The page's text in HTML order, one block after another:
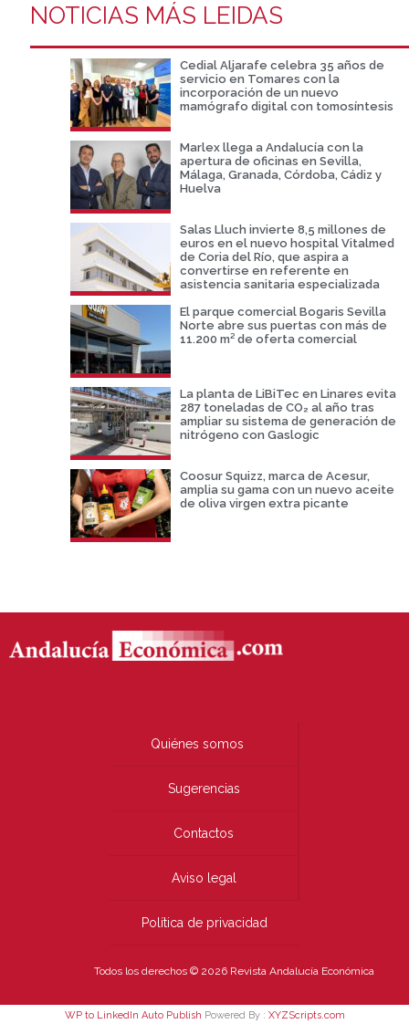
NOTICIAS MÁS LEIDAS
Cedial Aljarafe celebra 35 años de
servicio en Tomares con la
incorporación de un nuevo
mamógrafo digital con tomosíntesis
Marlex llega a Andalucía con la
apertura de oficinas en Sevilla,
Málaga, Granada, Córdoba, Cádiz y
Huelva
Salas Lluch invierte 8,5 millones de
euros en el nuevo hospital Vitalmed
de Coria del Río, que aspira a
convertirse en referente en
asistencia sanitaria especializada
El parque comercial Bogaris Sevilla
Norte abre sus puertas con más de
11.200 m² de oferta comercial
La planta de LiBiTec en Linares evita
287 toneladas de CO₂ al año tras
ampliar su sistema de generación de
nitrógeno con Gaslogic
Coosur Squizz, marca de Acesur,
amplia su gama con un nuevo aceite
de oliva virgen extra picante
Quiénes somos
Sugerencias
Contactos
Aviso legal
Política de privacidad
Todos los derechos © 2026 Revista Andalucía Económica
WP to LinkedIn Auto Publish Powered By : XYZScripts.com